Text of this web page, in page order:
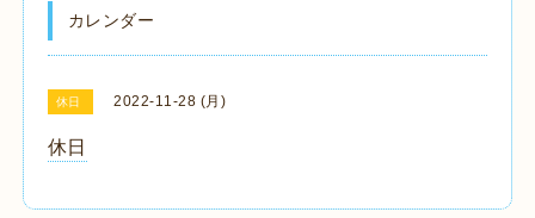
カレンダー
休日 2022-11-28 (月)
休日